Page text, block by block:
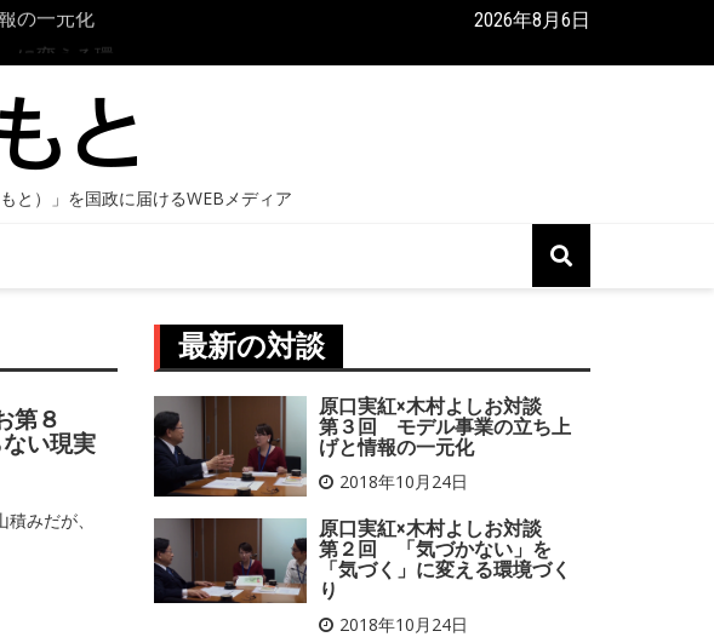
変える環
原口実紅×木村よしお対談 第１回 生きづらさと向き合うトラウマ
2026年8月6日
第８
い現実
みだが、
最新の対談
原口実紅×木村よしお対談
第３回 モデル事業の立ち上
げと情報の一元化
2018年10月24日
原口実紅×木村よしお対談
第２回 「気づかない」を
「気づく」に変える環境づく
り
2018年10月24日